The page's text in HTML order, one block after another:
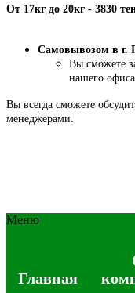
От 17кг до 20кг - 3830
Самовывозом в г.
Вы сможете
нашего офиса.
Вы всегда сможете
менеджерами.
Меню
Главная